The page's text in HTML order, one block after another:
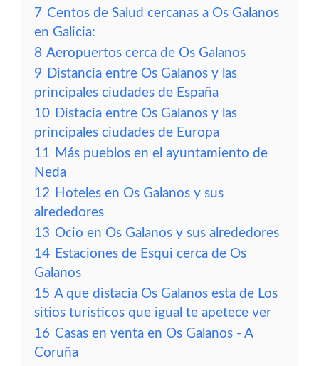
7 Centos de Salud cercanas a Os Galanos
en Galicia:
8 Aeropuertos cerca de Os Galanos
9 Distancia entre Os Galanos y las
principales ciudades de España
10 Distacia entre Os Galanos y las
principales ciudades de Europa
11 Más pueblos en el ayuntamiento de
Neda
12 Hoteles en Os Galanos y sus
alrededores
13 Ocio en Os Galanos y sus alrededores
14 Estaciones de Esqui cerca de Os
Galanos
15 A que distacia Os Galanos esta de Los
sitios turisticos que igual te apetece ver
16 Casas en venta en Os Galanos - A
Coruña